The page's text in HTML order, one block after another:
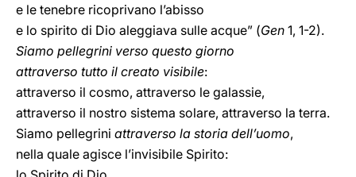
e le tenebre ricoprivano l’abisso
e lo spirito di Dio aleggiava sulle acque” (Gen 1, 1-2).
Siamo pellegrini verso questo giorno
attraverso tutto il creato visibile:
attraverso il cosmo, attraverso le galassie,
attraverso il nostro sistema solare, attraverso la terra.
Siamo pellegrini attraverso la storia dell’uomo,
nella quale agisce l’invisibile Spirito: